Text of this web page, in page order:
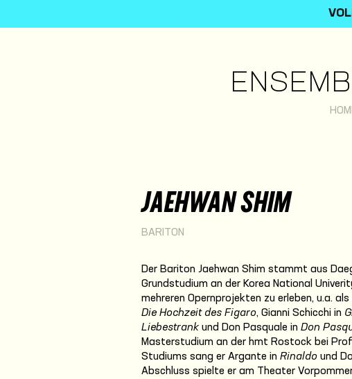
JAEHWAN SHIM
BARITON
Der Bariton Jaehwan Shim stammt aus
Grundstudium an der Korea National
mehreren Opernprojekten zu erleben, u.a. als
Die Hochzeit des Figaro, Gianni Schicchi in
Liebestrankund Don Pasquale in Don
Masterstudium an der hmt Rostock bei
Studiums sang er Argante in Rinaldo und
Abschluss spielte er am Theater